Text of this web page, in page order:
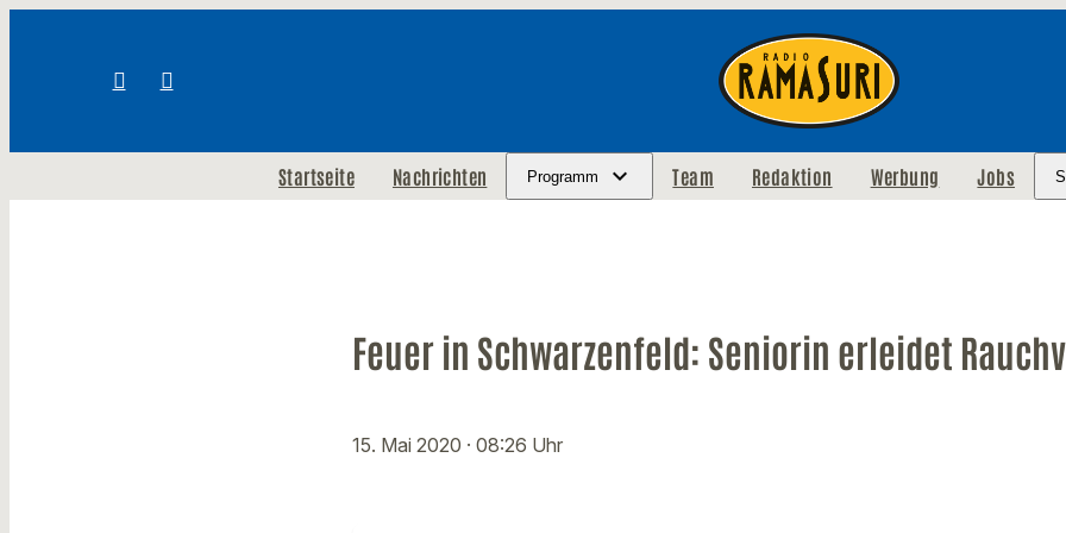
Startseite Nachrichten Programm Team Redaktion Werbung Jobs
Feuer in Schwarzenfeld: Seniorin erleidet
15. Mai 2020 · 08:26 Uhr